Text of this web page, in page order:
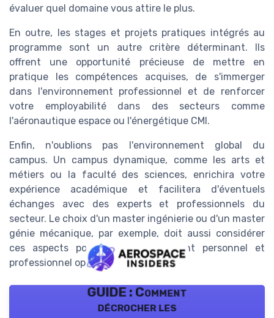
évaluer quel domaine vous attire le plus.
En outre, les stages et projets pratiques intégrés au
programme sont un autre critère déterminant. Ils
offrent une opportunité précieuse de mettre en
pratique les compétences acquises, de s'immerger
dans l'environnement professionnel et de renforcer
votre employabilité dans des secteurs comme
l'aéronautique espace ou l'énergétique CMI.
Enfin, n'oublions pas l'environnement global du
campus. Un campus dynamique, comme les arts et
métiers ou la faculté des sciences, enrichira votre
expérience académique et facilitera d'éventuels
échanges avec des experts et professionnels du
secteur. Le choix d'un master ingénierie ou d'un master
génie mécanique, par exemple, doit aussi considérer
ces aspects pour un développement personnel et
professionnel optimal.
GUIDE : Comment
décrocher les